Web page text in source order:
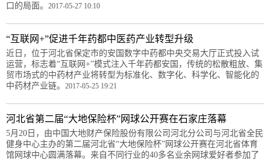
口的局面。 2017-05-27 10:10
“互联网+”促进千年药都中医药产业转型升级
近日，位于河北省保定市的安国数字中药都中央交易大厅正式投入试
运营，标志着“互联网+”模式注入千年药都安国，传统的松散粗放、集
贸市场式的中药材产业将转型为标准化、数字化、科学化、智能化的
中药材产业链。 2017-05-25 19:21
河北省第二届“大地保险杯”网球公开赛在石家庄落幕
5月20日，由中国大地财产保险股份有限公司河北分公司与河北省全民
健身中心主办的第二届河北省“大地保险杯”网球公开赛在河北省体育
馆网球中心圆满落幕。来自不同行业的40多名业余网球爱好者参加了